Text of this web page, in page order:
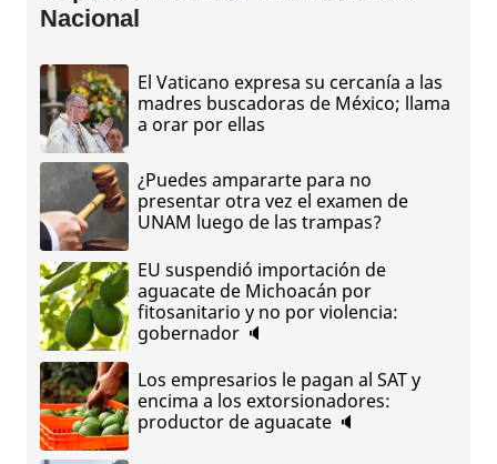
Nacional
El Vaticano expresa su cercanía a las
madres buscadoras de México; llama
a orar por ellas
¿Puedes ampararte para no
presentar otra vez el examen de
UNAM luego de las trampas?
EU suspendió importación de
aguacate de Michoacán por
fitosanitario y no por violencia:
gobernador 🔈
Los empresarios le pagan al SAT y
encima a los extorsionadores:
productor de aguacate 🔈